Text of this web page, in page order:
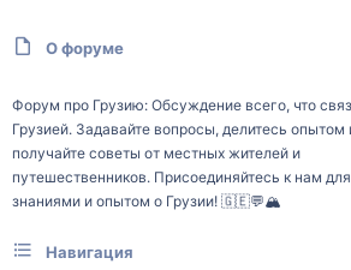
О форуме
Форум про Грузию: Обсуждение всего, что
Грузией. Задавайте вопросы, делитесь опытом
получайте советы от местных жителей и
путешественников. Присоединяйтесь к нам
знаниями и опытом о Грузии! 🇬🇪💬🏔️
Навигация